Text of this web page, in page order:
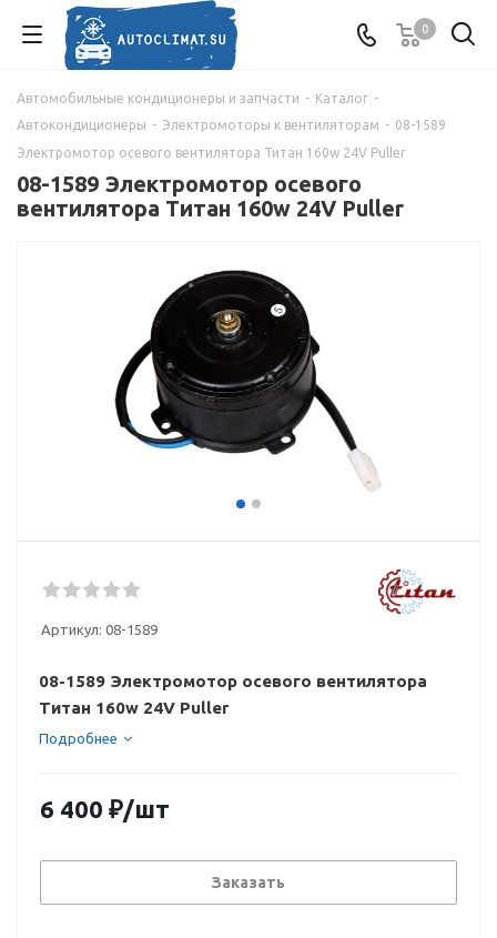
0
Автомобильные кондиционеры и запчасти - Каталог -
Автокондиционеры - Электромоторы к вентиляторам - 08-1589
Электромотор осевого вентилятора Титан 160w 24V Puller
08-1589 Электромотор осевого
вентилятора Титан 160w 24V Puller
Артикул: 08-1589
08-1589 Электромотор осевого вентилятора
Титан 160w 24V Puller
Подробнее
6 400 ₽/шт
Заказать